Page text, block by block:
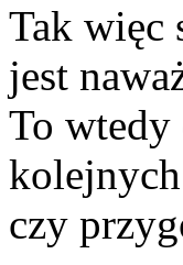
Tak więc
jest
To wtedy
czy